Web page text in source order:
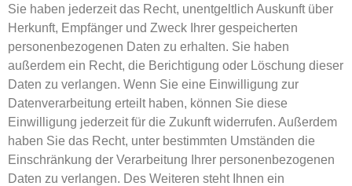
Sie haben jederzeit das Recht, unentgeltlich Auskunft über
Herkunft, Empfänger und Zweck Ihrer gespeicherten
personenbezogenen Daten zu erhalten. Sie haben
außerdem ein Recht, die Berichtigung oder Löschung dieser
Daten zu verlangen. Wenn Sie eine Einwilligung zur
Datenverarbeitung erteilt haben, können Sie diese
Einwilligung jederzeit für die Zukunft widerrufen. Außerdem
haben Sie das Recht, unter bestimmten Umständen die
Einschränkung der Verarbeitung Ihrer personenbezogenen
Daten zu verlangen. Des Weiteren steht Ihnen ein